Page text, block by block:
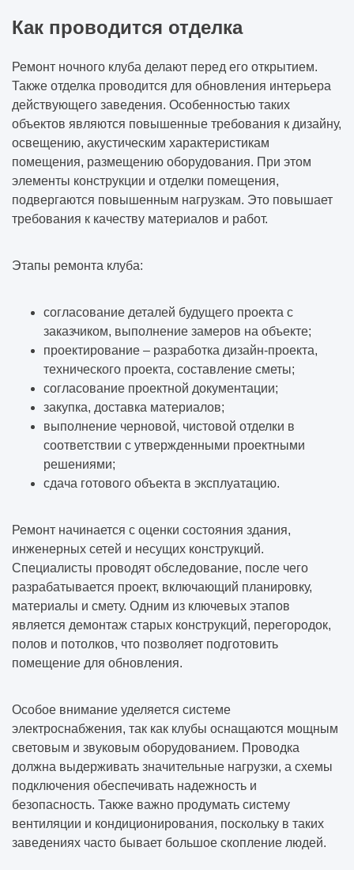
Как проводится отделка
Ремонт ночного клуба делают перед его открытием.
Также отделка проводится для обновления интерьера
действующего заведения. Особенностью таких
объектов являются повышенные требования к дизайну,
освещению, акустическим характеристикам
помещения, размещению оборудования. При этом
элементы конструкции и отделки помещения,
подвергаются повышенным нагрузкам. Это повышает
требования к качеству материалов и работ.
Этапы ремонта клуба:
согласование деталей будущего проекта с
заказчиком, выполнение замеров на объекте;
проектирование – разработка дизайн-проекта,
технического проекта, составление сметы;
согласование проектной документации;
закупка, доставка материалов;
выполнение черновой, чистовой отделки в
соответствии с утвержденными проектными
решениями;
сдача готового объекта в эксплуатацию.
Ремонт начинается с оценки состояния здания,
инженерных сетей и несущих конструкций.
Специалисты проводят обследование, после чего
разрабатывается проект, включающий планировку,
материалы и смету. Одним из ключевых этапов
является демонтаж старых конструкций, перегородок,
полов и потолков, что позволяет подготовить
помещение для обновления.
Особое внимание уделяется системе
электроснабжения, так как клубы оснащаются мощным
световым и звуковым оборудованием. Проводка
должна выдерживать значительные нагрузки, а схемы
подключения обеспечивать надежность и
безопасность. Также важно продумать систему
вентиляции и кондиционирования, поскольку в таких
заведениях часто бывает большое скопление людей.